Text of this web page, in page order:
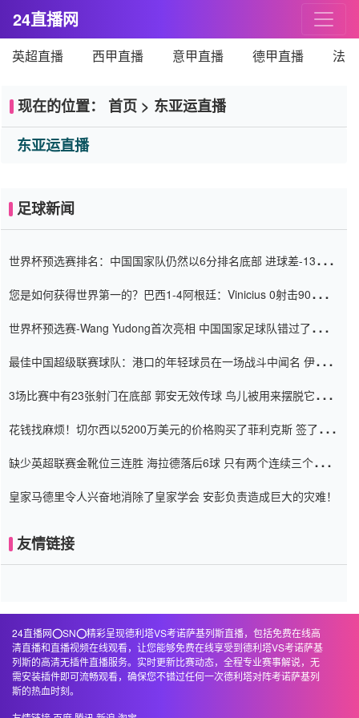
24直播网
英超直播 西甲直播 意甲直播 德甲直播 法
现在的位置： 首页 > 东亚运直播
东亚运直播
足球新闻
世界杯预选赛排名：中国国家队仍然以6分排名底部 进球差-13令人
您是如何获得世界第一的？巴西1-4阿根廷：Vinicius 0射击90分钟
世界杯预选赛-Wang Yudong首次亮相 中国国家足球队错过了世界
最佳中国超级联赛球队：港口的年轻球员在一场战斗中闻名 伊万放
3场比赛中有23张射门在底部 郭安无效传球 鸟儿被用来摆脱它
花钱找麻烦！切尔西以5200万美元的价格购买了菲利克斯 签了7年
缺少英超联赛金靴位三连胜 海拉德落后6球 只有两个连续三个连续
皇家马德里令人兴奋地消除了皇家学会 安彭负责造成巨大的灾难！
友情链接
24直播网⭕️SN⭕️精彩呈现德利塔VS考诺萨基列斯直播，包括免费在线高
清直播和直播视频在线观看，让您能够免费在线享受到德利塔VS考诺萨基
列斯的高清无插件直播服务。实时更新比赛动态，全程专业赛事解说，无
需安装插件即可流畅观看，确保您不错过任何一次德利塔对阵考诺萨基列
斯的热血时刻。